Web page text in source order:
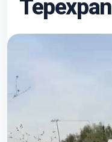
Tepexpan